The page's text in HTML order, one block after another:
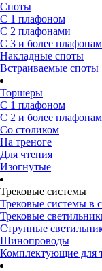
Споты
С 1 плафоном
С 2 плафонами
С 3 и более
Накладные споты
Встраиваемые споты
Торшеры
С 1 плафоном
С 2 и более
Со столиком
На треноге
Для чтения
Изогнутые
Трековые системы
Трековые системы в
Трековые
Струнные
Шинопроводы
Комплектующие для